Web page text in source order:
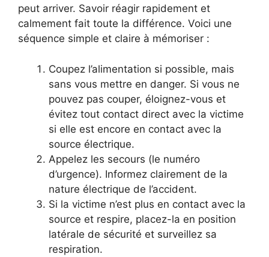
peut arriver. Savoir réagir rapidement et
calmement fait toute la différence. Voici une
séquence simple et claire à mémoriser :
Coupez l’alimentation si possible, mais
sans vous mettre en danger. Si vous ne
pouvez pas couper, éloignez-vous et
évitez tout contact direct avec la victime
si elle est encore en contact avec la
source électrique.
Appelez les secours (le numéro
d’urgence). Informez clairement de la
nature électrique de l’accident.
Si la victime n’est plus en contact avec la
source et respire, placez-la en position
latérale de sécurité et surveillez sa
respiration.